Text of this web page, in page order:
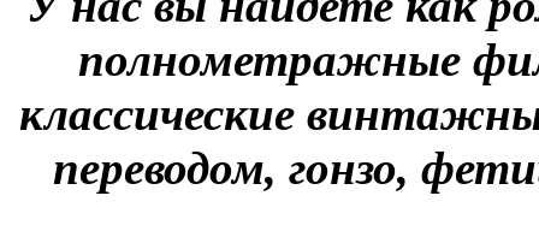
полнометражные
классические
переводом, гонзо,